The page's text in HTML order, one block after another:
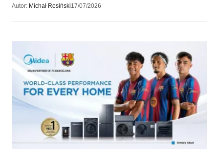
Autor: Michał Rosiński17/07/2026